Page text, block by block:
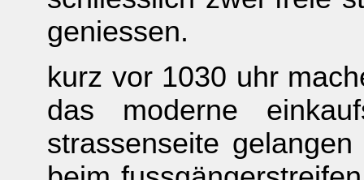
geniessen.
kurz vor 1030 uhr
das moderne
strassenseite